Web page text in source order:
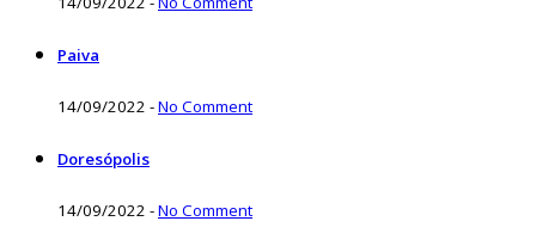
Paiva
14/09/2022 -No Comment
Doresópolis
14/09/2022 -No Comment